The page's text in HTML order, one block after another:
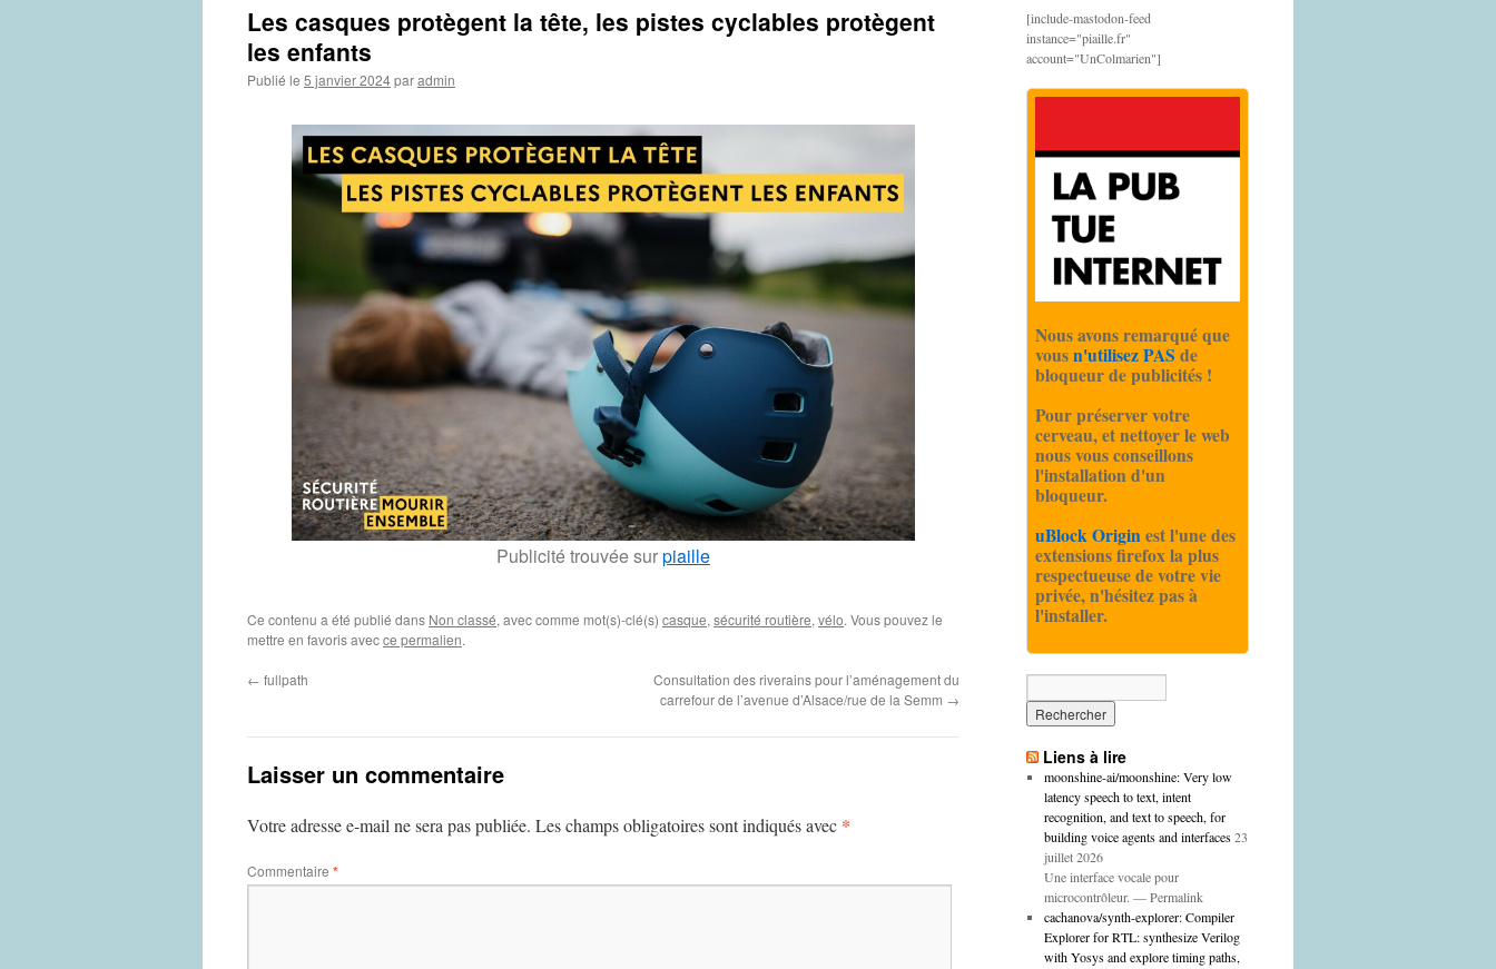
Les casques protègent la tête, les pistes cyclables protègent
les enfants
Publié le 5 janvier 2024paradmin
Publicité trouvée surpiaille
Ce contenu a été publié dans Non classé, avec comme mot(s)-clé(s) casque, sécurité routière, vélo. Vous pouvez le
mettre en favoris avecce permalien.
← fullpath
Consultation des riverains pour l’aménagement du
carrefour de l’avenue d’Alsace/rue de la Semm →
Laisser un commentaire
Votre adresse e-mail ne sera pas publiée. Les champs obligatoires sont indiqués avec *
Commentaire *
[include-mastodon-feed
instance="piaille.fr"
account="UnColmarien"]
Nous avons remarqué que
vousn'utilisez PAS de
bloqueur de publicités !
Pour préserver votre
cerveau, et nettoyer le web
nous vous conseillons
l'installation d'un
bloqueur.
uBlock Originest l'une des
extensions firefox la plus
respectueuse de votre vie
privée, n'hésitez pas à
l'installer.
Liens à lire
moonshine-ai/moonshine: Very low
latency speech to text, intent
recognition, and text to speech, for
building voice agents and interfaces 23
juillet 2026
Une interface vocale pour
microcontrôleur. — Permalink
cachanova/synth-explorer: Compiler
Explorer for RTL: synthesize Verilog
with Yosys and explore timing paths,